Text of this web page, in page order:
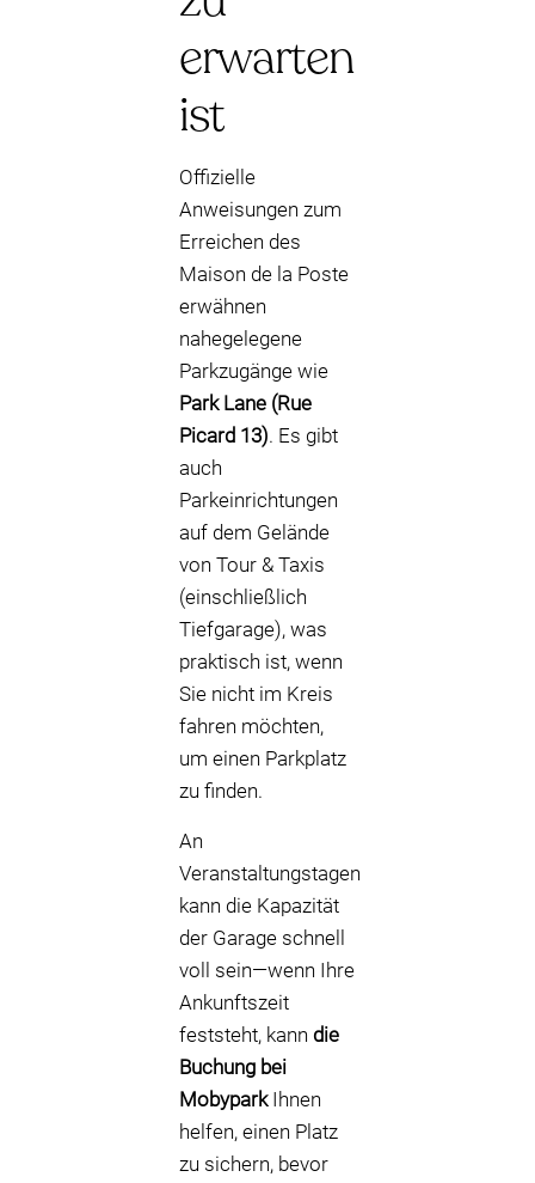
erwarten
ist
Offizielle
Anweisungen zum
Erreichen des
Maison de la Poste
erwähnen
nahegelegene
Parkzugänge wie
Park Lane (Rue
Picard 13). Es gibt
auch
Parkeinrichtungen
auf dem Gelände
von Tour & Taxis
(einschließlich
Tiefgarage), was
praktisch ist, wenn
Sie nicht im Kreis
fahren möchten,
um einen Parkplatz
zu finden.
An
Veranstaltungstagen
kann die Kapazität
der Garage schnell
voll sein—wenn Ihre
Ankunftszeit
feststeht, kann die
Buchung bei
MobyparkIhnen
helfen, einen Platz
zu sichern, bevor